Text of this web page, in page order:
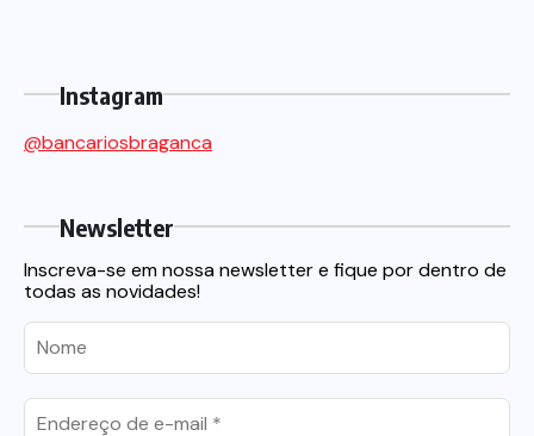
Instagram
@bancariosbraganca
Newsletter
Inscreva-se em nossa newsletter e fique por dentro de
todas as novidades!